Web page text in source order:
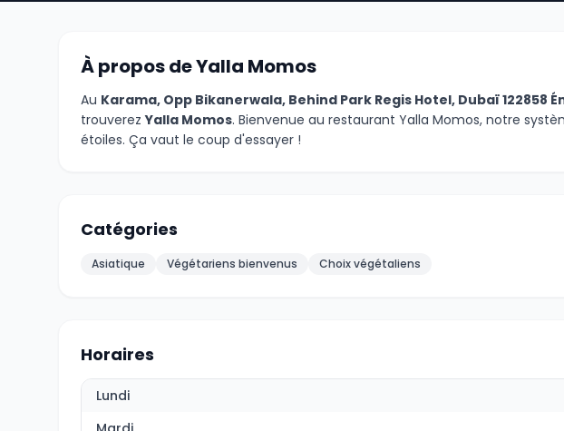
À propos de Yalla Momos
Au Karama, Opp Bikanerwala, Behind Park Regis Hotel, Dubaï 122858
trouverezYalla Momos. Bienvenue au restaurant Yalla Momos, notre
étoiles. Ça vaut le coup d'essayer !
Catégories
Asiatique Végétariens bienvenus Choix végétaliens
Horaires
Lundi